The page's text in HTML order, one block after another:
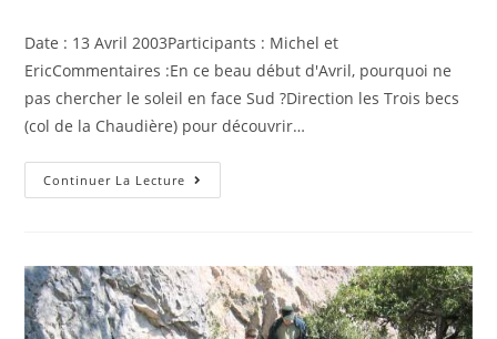
Date : 13 Avril 2003Participants : Michel et
EricCommentaires :En ce beau début d'Avril, pourquoi ne
pas chercher le soleil en face Sud ?Direction les Trois becs
(col de la Chaudière) pour découvrir…
Continuer La Lecture